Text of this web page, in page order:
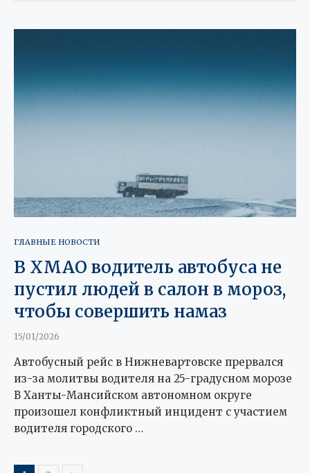
ГЛАВНЫЕ НОВОСТИ
В ХМАО водитель автобуса не
пустил людей в салон в мороз,
чтобы совершить намаз
15/01/2026
Автобусный рейс в Нижневартовске прервался
из-за молитвы водителя на 25-градусном морозе
В Ханты-Мансийском автономном округе
произошел конфликтный инцидент с участием
водителя городского …